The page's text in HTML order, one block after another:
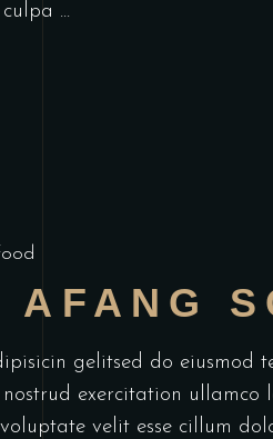
AFANG
gelitsed do
exercitation
velit esse cillum